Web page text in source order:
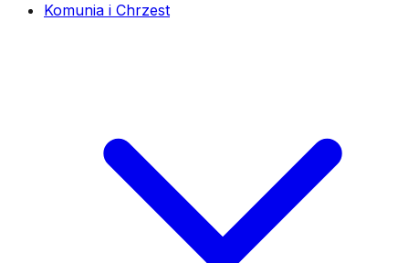
Komunia i Chrzest